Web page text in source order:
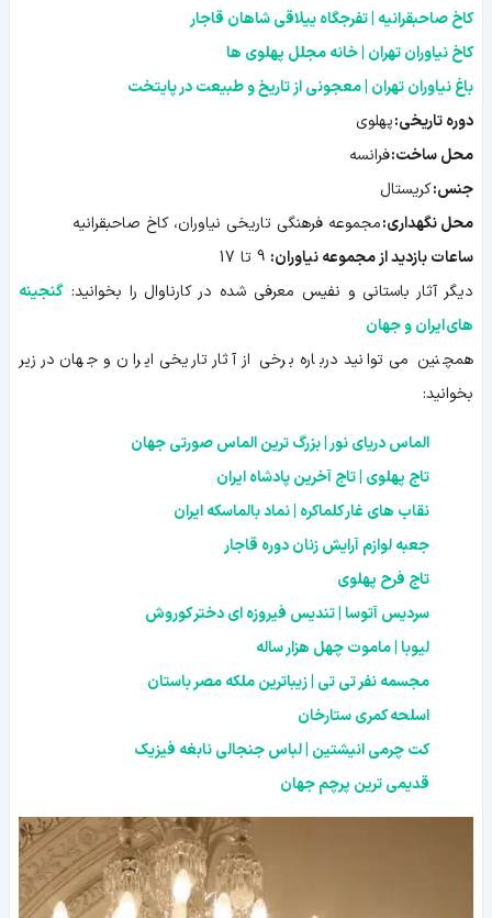
کاخ صاحبقرانیه | تفرجگاه ییلاقی شاهان قاجار
کاخ نیاوران تهران | خانه مجلل پهلوی ها
باغ نیاوران تهران | معجونی از تاریخ و طبیعت در پایتخت
دوره تاریخی:پهلوی
محل ساخت:فرانسه
جنس:کریستال
محل نگهداری:مجموعه فرهنگی تاریخی نیاوران، کاخ صاحبقرانیه
ساعات بازدید از مجموعه نیاوران:
دیگر آثار باستانی و نفیس معرفی شده در کارناوال را بخوانید: گنجینه
های ایران و جهان
همچنین می توانید درباره برخی از آثار تاریخی ایران و جهان در زیر
بخوانید:
الماس دریای نور | بزرگ ترین الماس صورتی جهان
تاج پهلوی | تاج آخرین پادشاه ایران
نقاب های غار کلماکره | نماد بالماسکه ایران
جعبه لوازم آرایش زنان دوره قاجار
تاج فرح پهلوی
سردیس آتوسا | تندیس فیروزه ای دختر کوروش
لیوبا | ماموت چهل هزار ساله
مجسمه نفر تی تی | زیباترین ملکه مصر باستان
اسلحه کمرى ستارخان
کت چرمی انیشتین | لباس جنجالی نابغه فیزیک
قدیمی ترین پرچم جهان